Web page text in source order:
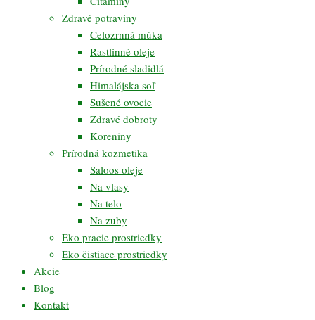
Zdravé potraviny
Celozrnná múka
Rastlinné oleje
Prírodné sladidlá
Himalájska soľ
Sušené ovocie
Zdravé dobroty
Koreniny
Prírodná kozmetika
Saloos oleje
Na vlasy
Na telo
Na zuby
Eko pracie prostriedky
Eko čistiace prostriedky
Akcie
Blog
Kontakt